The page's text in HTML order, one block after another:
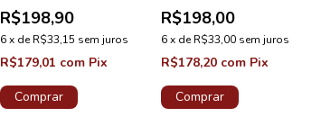
Carmem
R$198,90
6 x deR$33,15 sem juros
R$179,01 com Pix
Comprar
Cedro Coleção Valência
R$198,00
6 x deR$33,00 sem juros
R$178,20 com Pix
Comprar